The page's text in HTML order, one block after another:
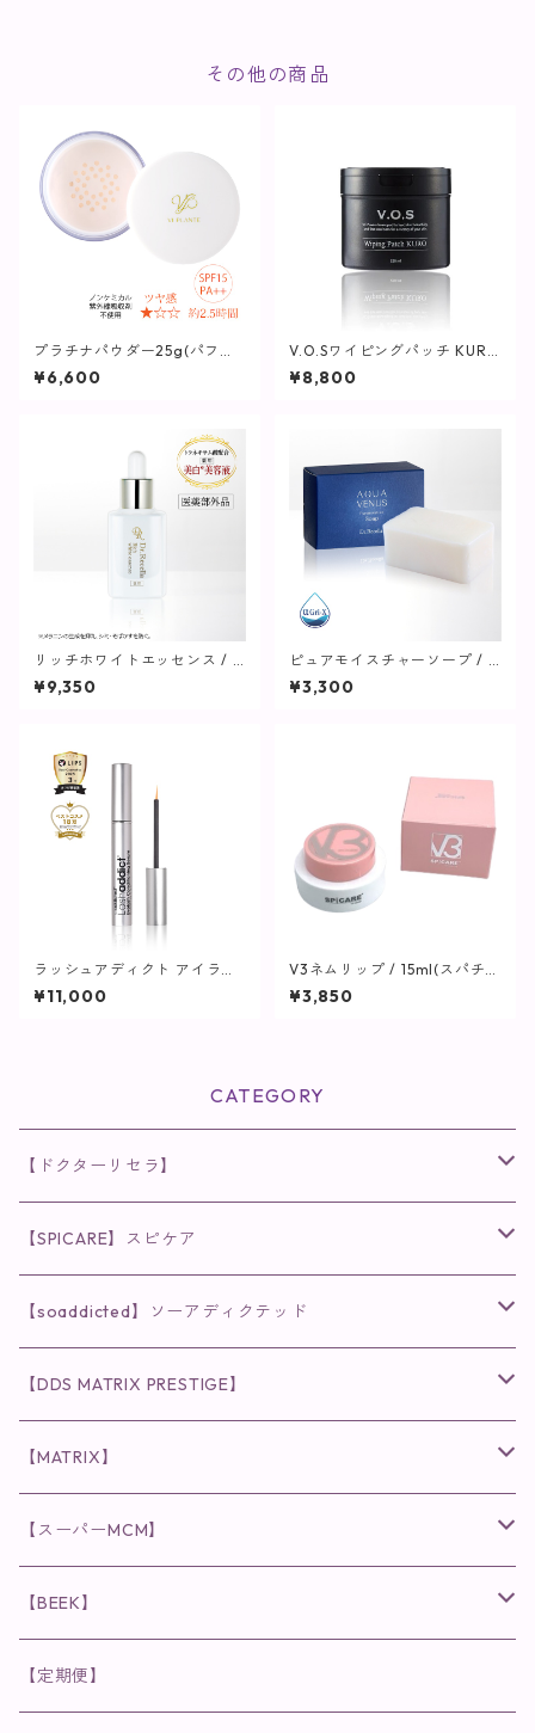
その他の商品
プラチナパウダー25g(パフ付
き)【ヴィプランツ】
¥6,600
V.O.Sワイピングパッチ KURO
(黒)230ml(80枚入り)【SPICA
RE】
¥8,800
リッチホワイトエッセンス / 3
0mL【美容液】
¥9,350
ピュアモイスチャーソープ / 11
0g【洗顔】
¥3,300
ラッシュアディクト アイラッ
シュ コンディショニング セラ
ム アドバンス / 5ml【まつ毛
¥11,000
V3ネムリップ / 15ml(スパチュ
ラ付)【SPICARE】
¥3,850
CATEGORY
【ドクターリセラ】
◉AQUA VENUS
クレンジング・洗顔
化粧水
パック・マスク
保湿ジェル・クリーム
◉VI PLANTE
リキッド
ディフェンサー
リップカラー
◉ナチュリスティーアクレス
クレンジング
洗顔
◉インナーケア
食品
粒タイプ
◉cocochia
ヘナカラー
ヘアファンデーション
◉美顔器
◉スペシャルケア
【SPICARE】スピケア
◉V3シリーズ
ファンデーション・ベース
クレンジング・洗顔
保湿ジェル・クリーム
◉V3 VSPIC C Line
クレンジング・洗顔
化粧水
◉スピケアシリーズ
◉V.O.Sシリーズ
クレンジング・洗顔
化粧水
◉メンズシリーズ
クレンジング・洗顔
◉MESシリーズ
【soaddicted】ソーアディクテッド
ラッシュアディクト
まつ毛用美容液
眉毛用美容液
リップアディクト
唇用美容液
ヘアアディクト
【DDS MATRIX PRESTIGE】
スキンケアシリーズ
美容液
【MATRIX】
スキンケアシリーズ
美容液
洗顔
【スーパーMCM】
インナーケア
【BEEK】
インナーケア
【定期便】